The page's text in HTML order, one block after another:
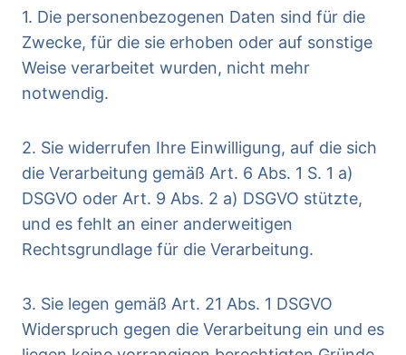
1. Die personenbezogenen Daten sind für die
Zwecke, für die sie erhoben oder auf sonstige
Weise verarbeitet wurden, nicht mehr
notwendig.
2. Sie widerrufen Ihre Einwilligung, auf die sich
die Verarbeitung gemäß Art. 6 Abs. 1 S. 1 a)
DSGVO oder Art. 9 Abs. 2 a) DSGVO stützte,
und es fehlt an einer anderweitigen
Rechtsgrundlage für die Verarbeitung.
3. Sie legen gemäß Art. 21 Abs. 1 DSGVO
Widerspruch gegen die Verarbeitung ein und es